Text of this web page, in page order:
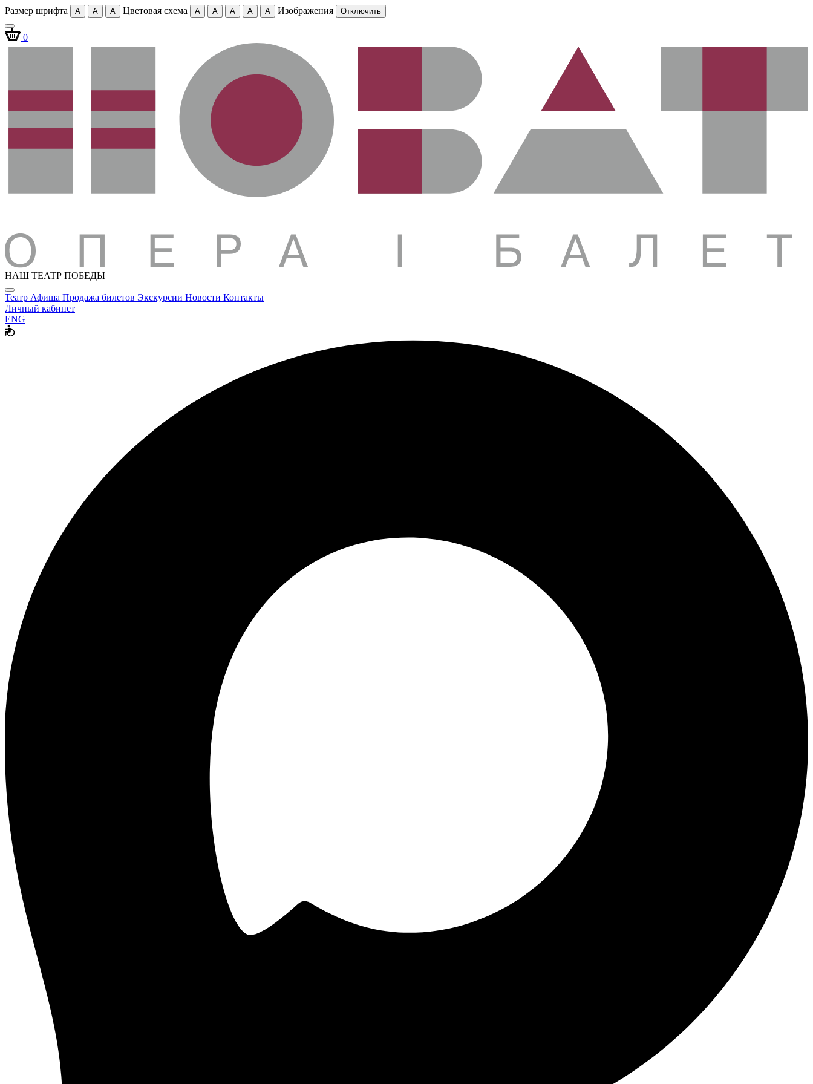
Размер шрифта A A A Цветовая схема A A A A A Изображения Отключить
0
НАШ ТЕАТР ПОБЕДЫ
Театр Афиша Продажа билетов Экскурсии Новости Контакты
Личный кабинет
ENG